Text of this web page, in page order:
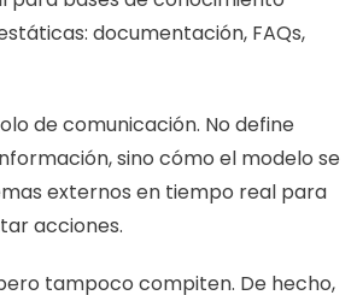
documentación, FAQs,
de comunicación. No define
sino cómo el modelo se
externos en tiempo real para
acciones.
tampoco compiten. De hecho,